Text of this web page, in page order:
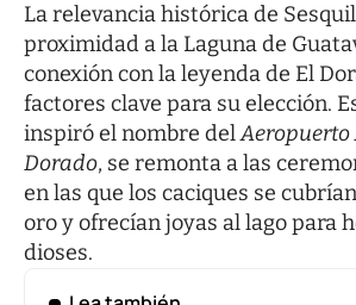
La relevancia histórica de
proximidad a la Laguna de
conexión con la leyenda de El
factores clave para su elección.
inspiró el nombre del
Dorado, se remonta a las
en las que los caciques se
oro y ofrecían joyas al lago para
dioses.